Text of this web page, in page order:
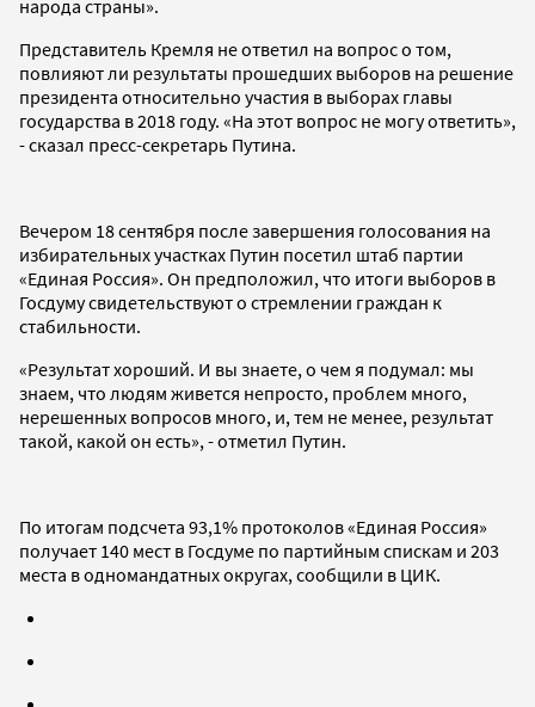
народа страны».
Представитель Кремля не ответил на вопрос о том,
повлияют ли результаты прошедших выборов на решение
президента относительно участия в выборах главы
государства в 2018 году. «На этот вопрос не могу ответить»,
- сказал пресс-секретарь Путина.
Вечером 18 сентября после завершения голосования на
избирательных участках Путин посетил штаб партии
«Единая Россия». Он предположил, что итоги выборов в
Госдуму свидетельствуют о стремлении граждан к
стабильности.
«Результат хороший. И вы знаете, о чем я подумал: мы
знаем, что людям живется непросто, проблем много,
нерешенных вопросов много, и, тем не менее, результат
такой, какой он есть», - отметил Путин.
По итогам подсчета 93,1% протоколов «Единая Россия»
получает 140 мест в Госдуме по партийным спискам и 203
места в одномандатных округах, сообщили в ЦИК.